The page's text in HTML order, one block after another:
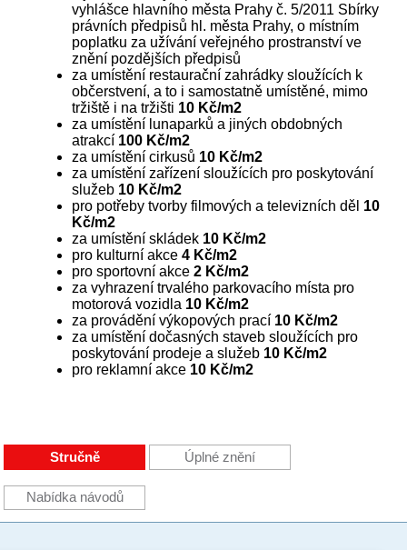
vyhlášce hlavního města Prahy č. 5/2011 Sbírky
právních předpisů hl. města Prahy, o místním
poplatku za užívání veřejného prostranství ve
znění pozdějších předpisů
za umístění restaurační zahrádky sloužících k
občerstvení, a to i samostatně umístěné, mimo
tržiště i na tržišti 10 Kč/m2
za umístění lunaparků a jiných obdobných
atrakcí 100 Kč/m2
za umístění cirkusů 10 Kč/m2
za umístění zařízení sloužících pro poskytování
služeb 10 Kč/m2
pro potřeby tvorby filmových a televizních děl 10
Kč/m2
za umístění skládek 10 Kč/m2
pro kulturní akce4 Kč/m2
pro sportovní akce2 Kč/m2
za vyhrazení trvalého parkovacího místa pro
motorová vozidla 10 Kč/m2
za provádění výkopových prací 10 Kč/m2
za umístění dočasných staveb sloužících pro
poskytování prodeje a služeb 10 Kč/m2
pro reklamní akce 10 Kč/m2
Stručně Úplné znění
Nabídka návodů